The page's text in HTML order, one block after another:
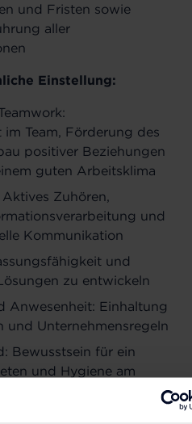
und Fristen sowie
aller
Einstellung:
im Team, Förderung des
positiver Beziehungen
guten Arbeitsklima
Zuhören,
und
Kommunikation
und
zu entwickeln
Anwesenheit: Einhaltung
und Unternehmensregeln
Bewusstsein für ein
und Hygiene am